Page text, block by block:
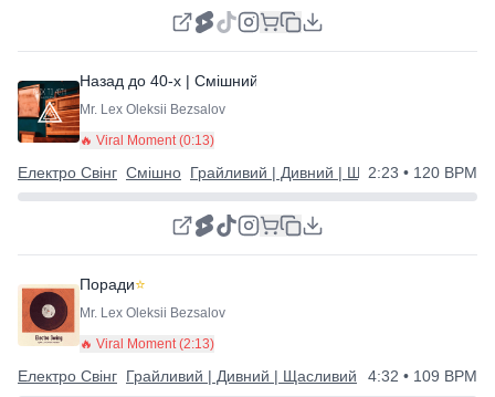
Назад до 40-х | Смішний електро-свінг
Mr. Lex Oleksii Bezsalov
🔥 Viral Moment (0:13)
Електро Свінг Смішно Грайливий | Дивний | Щасливий
2:23 • 120 BPM
Поради⭐
Mr. Lex Oleksii Bezsalov
🔥 Viral Moment (2:13)
Електро Свінг Грайливий | Дивний | Щасливий 4:32 • 109 BPM